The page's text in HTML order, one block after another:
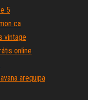
5
ca
vintage
online
arequipa